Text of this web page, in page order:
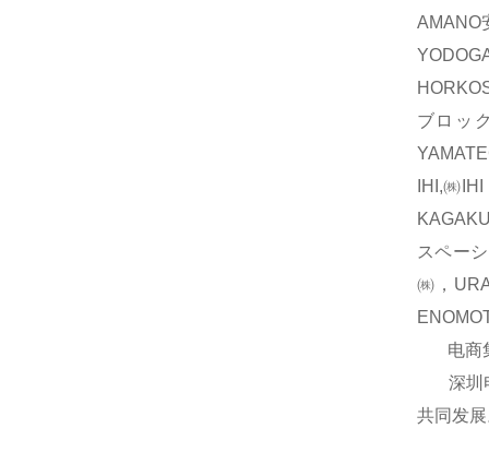
AMANO
ブロッ
IHI,㈱
スペー
㈱，
电商集
深圳电
共同发